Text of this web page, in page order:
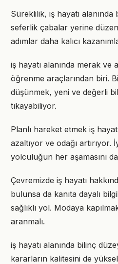
Süreklilik, iş hayatı alanında
seferlik çabalar yerine
adımlar daha kalıcı
iş hayatı alanında merak ve
öğrenme araçlarından biri.
düşünmek, yeni ve değerli
tıkayabiliyor.
Planlı hareket etmek iş
azaltıyor ve odağı artırıyor.
yolculuğun her aşamasını
Çevremizde iş hayatı
bulunsa da kanıta dayalı
sağlıklı yol. Modaya
aranmalı.
iş hayatı alanında bilinç
kararların kalitesini de